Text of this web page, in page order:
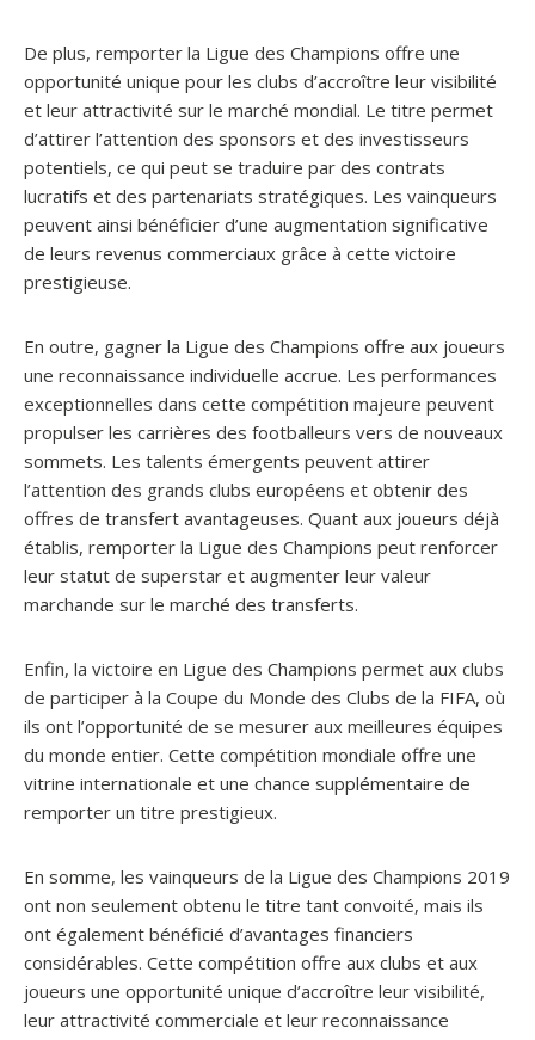
De plus, remporter la Ligue des Champions offre une
opportunité unique pour les clubs d’accroître leur visibilité
et leur attractivité sur le marché mondial. Le titre permet
d’attirer l’attention des sponsors et des investisseurs
potentiels, ce qui peut se traduire par des contrats
lucratifs et des partenariats stratégiques. Les vainqueurs
peuvent ainsi bénéficier d’une augmentation significative
de leurs revenus commerciaux grâce à cette victoire
prestigieuse.
En outre, gagner la Ligue des Champions offre aux joueurs
une reconnaissance individuelle accrue. Les performances
exceptionnelles dans cette compétition majeure peuvent
propulser les carrières des footballeurs vers de nouveaux
sommets. Les talents émergents peuvent attirer
l’attention des grands clubs européens et obtenir des
offres de transfert avantageuses. Quant aux joueurs déjà
établis, remporter la Ligue des Champions peut renforcer
leur statut de superstar et augmenter leur valeur
marchande sur le marché des transferts.
Enfin, la victoire en Ligue des Champions permet aux clubs
de participer à la Coupe du Monde des Clubs de la FIFA, où
ils ont l’opportunité de se mesurer aux meilleures équipes
du monde entier. Cette compétition mondiale offre une
vitrine internationale et une chance supplémentaire de
remporter un titre prestigieux.
En somme, les vainqueurs de la Ligue des Champions 2019
ont non seulement obtenu le titre tant convoité, mais ils
ont également bénéficié d’avantages financiers
considérables. Cette compétition offre aux clubs et aux
joueurs une opportunité unique d’accroître leur visibilité,
leur attractivité commerciale et leur reconnaissance